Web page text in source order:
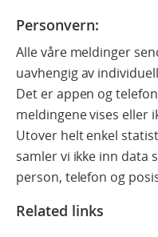
Personvern:
Alle våre meldinger
uavhengig av
Det er appen og
meldingene vises eller
Utover helt enkel
samler vi ikke inn data
person, telefon og
Related links